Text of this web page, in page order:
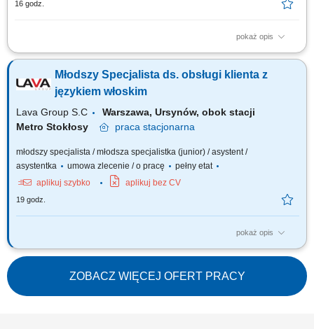
16 godz.
pokaż opis
Zakres obowiązków: Udzielanie informacji dotyczących funkcjonowania
wydawania kart wolnego przejazdu; Rozliczanie transakcji kartami
paliwowymi, fakturowanie oraz obsługa reklamacji; Rozliczanie transakcji
Młodszy Specjalista ds. obsługi klienta z
językiem włoskim
Lava Group S.C
Warszawa, Ursynów, obok stacji
Metro Stokłosy
praca stacjonarna
młodszy specjalista / młodsza specjalistka (junior) / asystent /
asystentka
umowa zlecenie / o pracę
pełny etat
aplikuj szybko
aplikuj bez CV
19 godz.
pokaż opis
Codzienny kontakt z klientami włoskojęzycznymi – mailowy oraz
telefoniczny (odpowiadanie na zapytania, udzielanie informacji,
doradztwo produktowe). Przygotowywanie ofert handlowych i wizualizacji
dostosowanych do potrzeb klientów z rynku włoskiego. Wspieranie
procesu realizacji zamówień –...
ZOBACZ WIĘCEJ OFERT PRACY